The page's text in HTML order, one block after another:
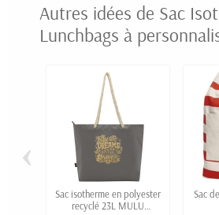
Autres idées de Sac
Lunchbags à
Sac isotherme en polyester
recyclé 23L MULU
Sac
‹